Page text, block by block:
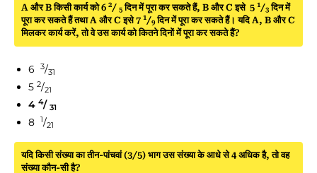
A और B किसी कार्य को 6 2/ 5दिन में पूरा कर सकते हैं, B और C इसे 5 1/3दिन में
पूरा कर सकते हैं तथा A और C इसे 7 1/9दिन में पूरा कर सकते हैं। यदि A, B और C
मिलकर कार्य करें, तो वे उस कार्य को कितने दिनों में पूरा कर सकते हैं?
6 3/31
5 2/21
4 4/ 31
8 1/21
यदि किसी संख्या का तीन-पांचवां (3/5) भाग उस संख्या के आधे से 4 अधिक है, तो वह
संख्या कौन-सी है?